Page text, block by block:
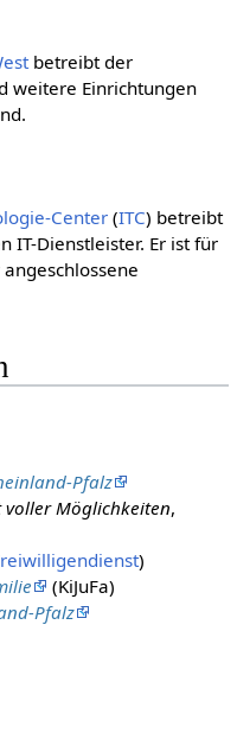
betreibt der
weitere Einrichtungen
Center(ITC) betreibt
IT-Dienstleister. Er ist für
Pfalz
voller Möglichkeiten,
)
(KiJuFa)
Pfalz